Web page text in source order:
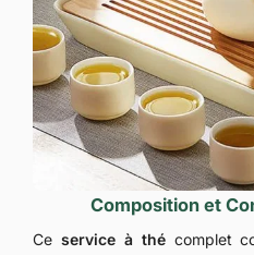
Composition et
Ce service à thécomplet